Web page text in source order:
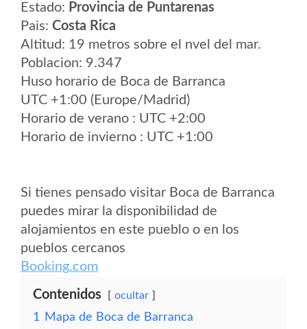
Estado: Provincia de Puntarenas
Pais: Costa Rica
Altitud: 19 metros sobre el nvel del mar.
Poblacion: 9.347
Huso horario de Boca de Barranca
UTC +1:00 (Europe/Madrid)
Horario de verano : UTC +2:00
Horario de invierno : UTC +1:00
Si tienes pensado visitar Boca de Barranca
puedes mirar la disponibilidad de
alojamientos en este pueblo o en los
pueblos cercanos
Booking.com
Contenidos ocultar
1
Mapa de Boca de Barranca